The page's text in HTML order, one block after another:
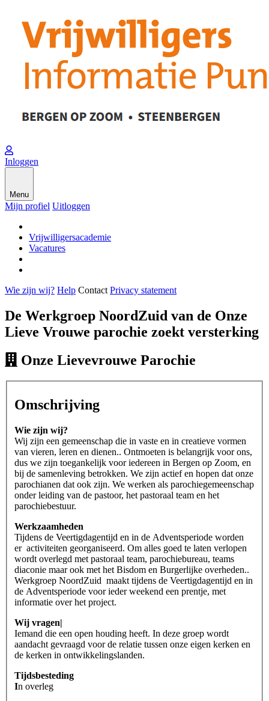
Inloggen
Menu
Mijn profiel Uitloggen
Vrijwilligersacademie
Vacatures
Wie zijn wij? Help Contact Privacy statement
De Werkgroep NoordZuid van de Onze
Lieve Vrouwe parochie zoekt versterking
Onze Lievevrouwe Parochie
Omschrijving
Wie zijn wij?
Wij zijn een gemeenschap die in vaste en in creatieve vormen
van vieren, leren en dienen.. Ontmoeten is belangrijk voor ons,
dus we zijn toegankelijk voor iedereen in Bergen op Zoom, en
bij de samenleving betrokken. We zijn actief en hopen dat onze
parochianen dat ook zijn. We werken als parochiegemeenschap
onder leiding van de pastoor, het pastoraal team en het
parochiebestuur.
Werkzaamheden
Tijdens de Veertigdagentijd en in de Adventsperiode worden
er activiteiten georganiseerd. Om alles goed te laten verlopen
wordt overlegd met pastoraal team, parochiebureau, teams
diaconie maar ook met het Bisdom en Burgerlijke overheden..
Werkgroep NoordZuid maakt tijdens de Veertigdagentijd en in
de Adventsperiode voor ieder weekend een prentje, met
informatie over het project.
Wij vragen|
Iemand die een open houding heeft. In deze groep wordt
aandacht gevraagd voor de relatie tussen onze eigen kerken en
de kerken in ontwikkelingslanden.
Tijdsbesteding
In overleg